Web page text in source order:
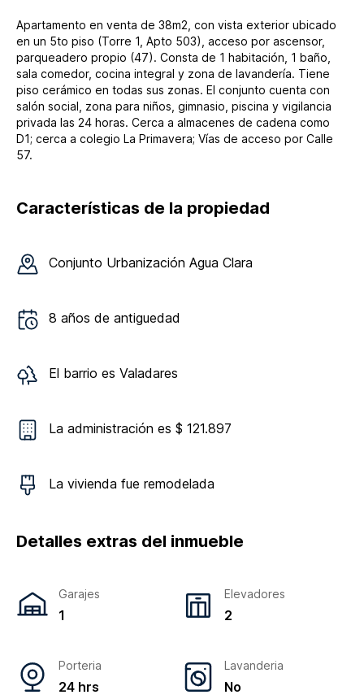
Apartamento en venta de 38m2, con vista exterior ubicado
en un 5to piso (Torre 1, Apto 503), acceso por ascensor,
parqueadero propio (47). Consta de 1 habitación, 1 baño,
sala comedor, cocina integral y zona de lavandería. Tiene
piso cerámico en todas sus zonas. El conjunto cuenta con
salón social, zona para niños, gimnasio, piscina y vigilancia
privada las 24 horas. Cerca a almacenes de cadena como
D1; cerca a colegio La Primavera; Vías de acceso por Calle
57.
Características de la propiedad
Conjunto Urbanización Agua Clara
8 años de antiguedad
El barrio es Valadares
La administración es $ 121.897
La vivienda fue remodelada
Detalles extras del inmueble
Garajes
1
Elevadores
2
Porteria
24 hrs
Lavanderia
No